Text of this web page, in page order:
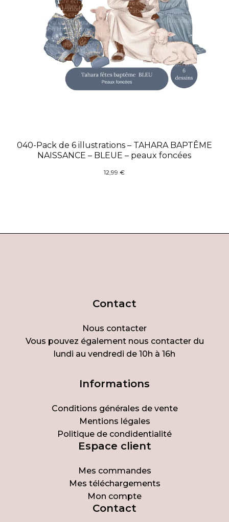
040-Pack de 6 illustrations – TAHARA BAPTÊME
NAISSANCE – BLEUE – peaux foncées
12,99€
Contact
Nous contacter
Vous pouvez également nous contacter du
lundi au vendredi de 10h à 16h
Informations
Conditions générales de vente
Mentions légales
Politique de condidentialité
Espace client
Mes commandes
Mes téléchargements
Mon compte
Contact